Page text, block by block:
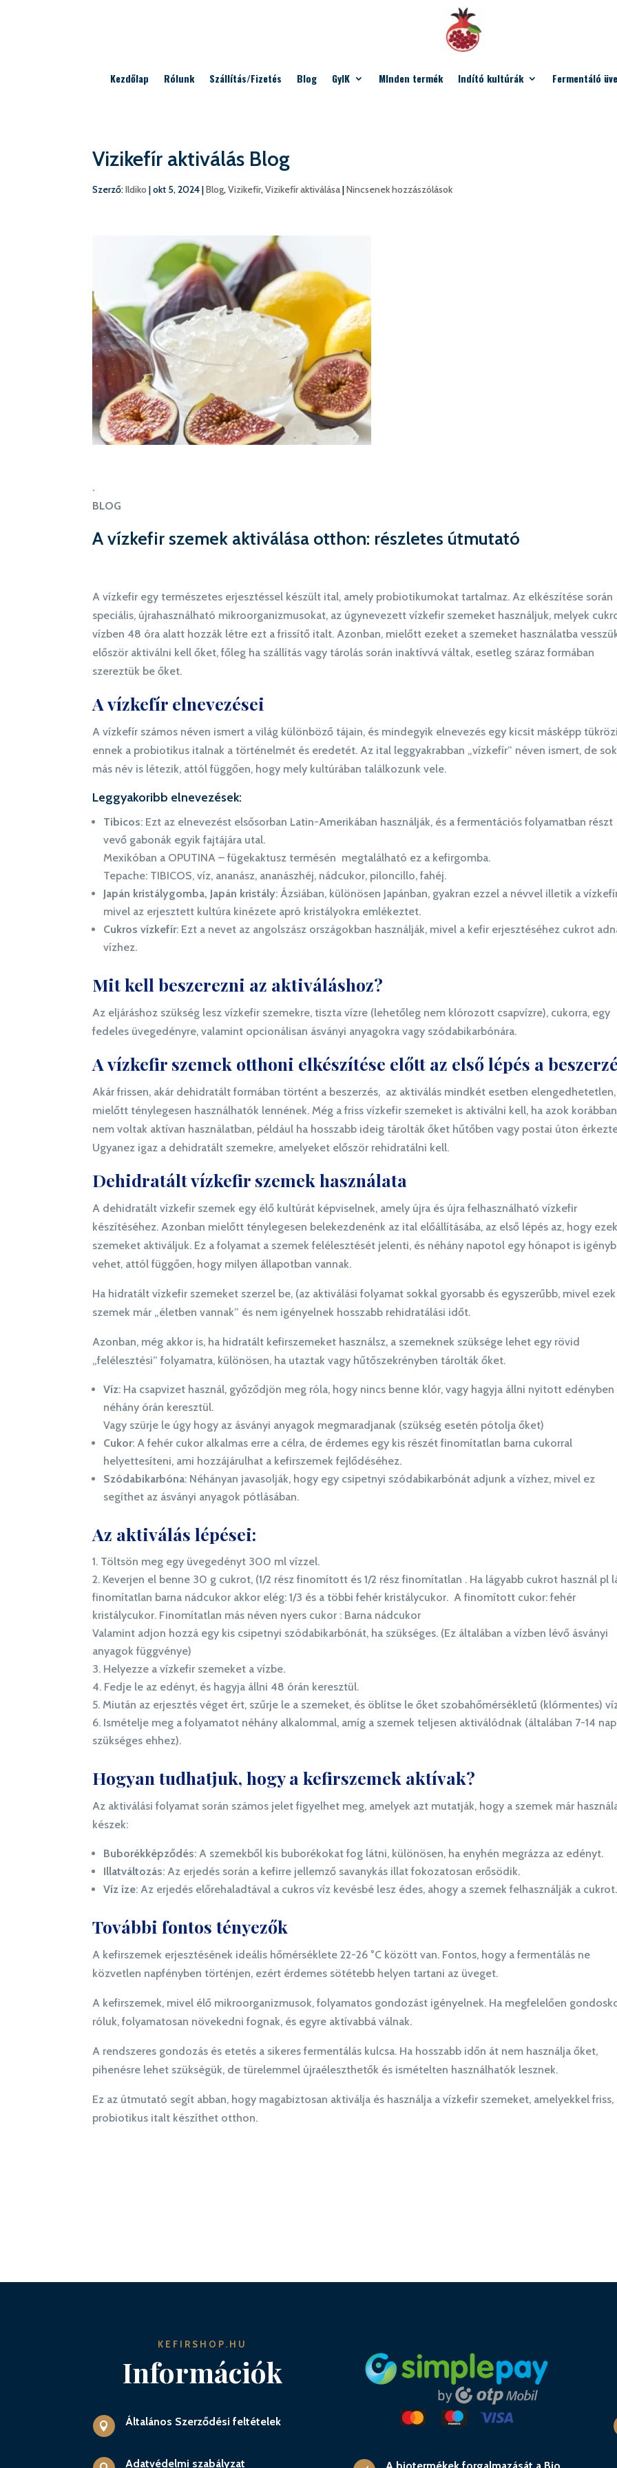
Kezdőlap Rólunk Szállítás/Fizetés Blog GyIK MInden termék Indító kultúrák Fermentáló
Vizikefír aktiválás Blog
Szerző:Ildiko |okt 5, 2024|Blog,Vizikefír,Vizikefír aktiválása|Nincsenek hozzászólások
.
BLOG
A vízkefir szemek aktiválása otthon: részletes útmutató
A vízkefir egy természetes erjesztéssel készült ital, amely probiotikumokat tartalmaz. Az elkészítése során
speciális, újrahasználható mikroorganizmusokat, az úgynevezett vízkefir szemeket használjuk, melyek
vízben 48 óra alatt hozzák létre ezt a frissítő italt. Azonban, mielőtt ezeket a szemeket használatba
először aktiválni kell őket, főleg ha szállítás vagy tárolás során inaktívvá váltak, esetleg száraz formában
szereztük be őket.
A vízkefír elnevezései
A vízkefír számos néven ismert a világ különböző tájain, és mindegyik elnevezés egy kicsit másképp tükrözi
ennek a probiotikus italnak a történelmét és eredetét. Az ital leggyakrabban „vízkefír” néven ismert, de sok
más név is létezik, attól függően, hogy mely kultúrában találkozunk vele.
Leggyakoribb elnevezések:
Tibicos: Ezt az elnevezést elsősorban Latin-Amerikában használják, és a fermentációs folyamatban részt
vevő gabonák egyik fajtájára utal.
Mexikóban a OPUTINA – fügekaktusz termésén megtalálható ez a kefirgomba.
Tepache: TIBICOS, víz, ananász, ananászhéj, nádcukor, piloncillo, fahéj.
Japán kristálygomba, Japán kristály: Ázsiában, különösen Japánban, gyakran ezzel a névvel illetik a
mivel az erjesztett kultúra kinézete apró kristályokra emlékeztet.
Cukros vízkefír: Ezt a nevet az angolszász országokban használják, mivel a kefir erjesztéséhez cukrot
vízhez.
Mit kell beszerezni az aktiváláshoz?
Az eljáráshoz szükség lesz vízkefir szemekre, tiszta vízre (lehetőleg nem klórozott csapvízre), cukorra, egy
fedeles üvegedényre, valamint opcionálisan ásványi anyagokra vagy szódabikarbónára.
A vízkefir szemek otthoni elkészítése előtt az első lépés a
Akár frissen, akár dehidratált formában történt a beszerzés, az aktiválás mindkét esetben elengedhetetlen,
mielőtt ténylegesen használhatók lennének. Még a friss vízkefir szemeket is aktiválni kell, ha azok korábban
nem voltak aktívan használatban, például ha hosszabb ideig tárolták őket hűtőben vagy postai úton
Ugyanez igaz a dehidratált szemekre, amelyeket először rehidratálni kell.
Dehidratált vízkefir szemek használata
A dehidratált vízkefir szemek egy élő kultúrát képviselnek, amely újra és újra felhasználható vízkefir
készítéséhez. Azonban mielőtt ténylegesen belekezdenénk az ital előállításába, az első lépés az, hogy
szemeket aktiváljuk. Ez a folyamat a szemek felélesztését jelenti, és néhány napotol egy hónapot is
vehet, attól függően, hogy milyen állapotban vannak.
Ha hidratált vízkefir szemeket szerzel be, (az aktiválási folyamat sokkal gyorsabb és egyszerűbb, mivel ezek
szemek már „életben vannak” és nem igényelnek hosszabb rehidratálási időt.
Azonban, még akkor is, ha hidratált kefirszemeket használsz, a szemeknek szüksége lehet egy rövid
„felélesztési” folyamatra, különösen, ha utaztak vagy hűtőszekrényben tárolták őket.
Víz: Ha csapvizet használ, győződjön meg róla, hogy nincs benne klór, vagy hagyja állni nyitott edényben
néhány órán keresztül.
Vagy szürje le úgy hogy az ásványi anyagok megmaradjanak (szükség esetén pótolja őket)
Cukor: A fehér cukor alkalmas erre a célra, de érdemes egy kis részét finomítatlan barna cukorral
helyettesíteni, ami hozzájárulhat a kefirszemek fejlődéséhez.
Szódabikarbóna: Néhányan javasolják, hogy egy csipetnyi szódabikarbónát adjunk a vízhez, mivel ez
segíthet az ásványi anyagok pótlásában.
Az aktiválás lépései:
Töltsön meg egy üvegedényt 300 ml vízzel.
Keverjen el benne 30 g cukrot, (1/2 rész finomított és 1/2 rész finomítatlan . Ha lágyabb cukrot használ pl
finomítatlan barna nádcukor akkor elég: 1/3 és a többi fehér kristálycukor. A finomított cukor: fehér
kristálycukor. Finomítatlan más néven nyers cukor : Barna nádcukor
Valamint adjon hozzá egy kis csipetnyi szódabikarbónát, ha szükséges. (Ez általában a vízben lévő ásványi
anyagok függvénye)
Helyezze a vízkefir szemeket a vízbe.
Fedje le az edényt, és hagyja állni 48 órán keresztül.
Miután az erjesztés véget ért, szűrje le a szemeket, és öblítse le őket szobahőmérsékletű (klórmentes)
Ismételje meg a folyamatot néhány alkalommal, amíg a szemek teljesen aktiválódnak (általában 7-14 nap
szükséges ehhez).
Hogyan tudhatjuk, hogy a kefirszemek aktívak?
Az aktiválási folyamat során számos jelet figyelhet meg, amelyek azt mutatják, hogy a szemek már
készek:
Buborékképződés: A szemekből kis buborékokat fog látni, különösen, ha enyhén megrázza az edényt.
Illatváltozás: Az erjedés során a kefirre jellemző savanykás illat fokozatosan erősödik.
Víz íze: Az erjedés előrehaladtával a cukros víz kevésbé lesz édes, ahogy a szemek felhasználják a cukrot.
További fontos tényezők
A kefirszemek erjesztésének ideális hőmérséklete 22-26 °C között van. Fontos, hogy a fermentálás ne
közvetlen napfényben történjen, ezért érdemes sötétebb helyen tartani az üveget.
A kefirszemek, mivel élő mikroorganizmusok, folyamatos gondozást igényelnek. Ha megfelelően
róluk, folyamatosan növekedni fognak, és egyre aktívabbá válnak.
A rendszeres gondozás és etetés a sikeres fermentálás kulcsa. Ha hosszabb időn át nem használja őket,
pihenésre lehet szükségük, de türelemmel újraéleszthetők és ismételten használhatók lesznek.
Ez az útmutató segít abban, hogy magabiztosan aktiválja és használja a vízkefir szemeket, amelyekkel friss,
probiotikus italt készíthet otthon.
KEFIRSHOP.HU
Információk
 Általános Szerződési feltételek
Adatvédelmi szabályzat